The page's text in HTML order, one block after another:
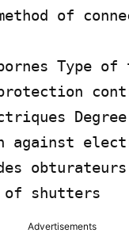
of
Type of
against
obturateurs
of shutters
Advertisements